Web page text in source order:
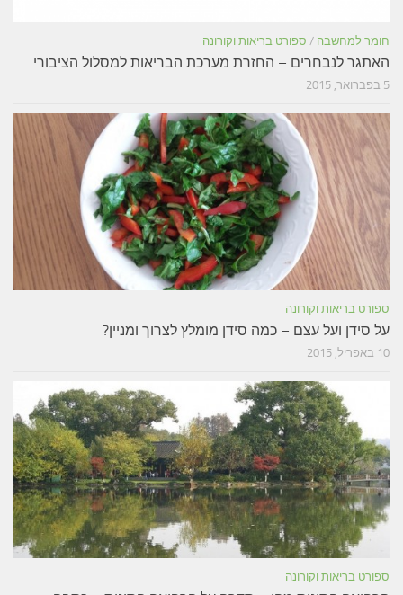
חומר למחשבה / ספורט בריאות וקורונה
האתגר לנבחרים – החזרת מערכת הבריאות למסלול הציבורי
5 בפברואר, 2015
ספורט בריאות וקורונה
על סידן ועל עצם – כמה סידן מומלץ לצרוך ומניין?
10 באפריל, 2015
ספורט בריאות וקורונה